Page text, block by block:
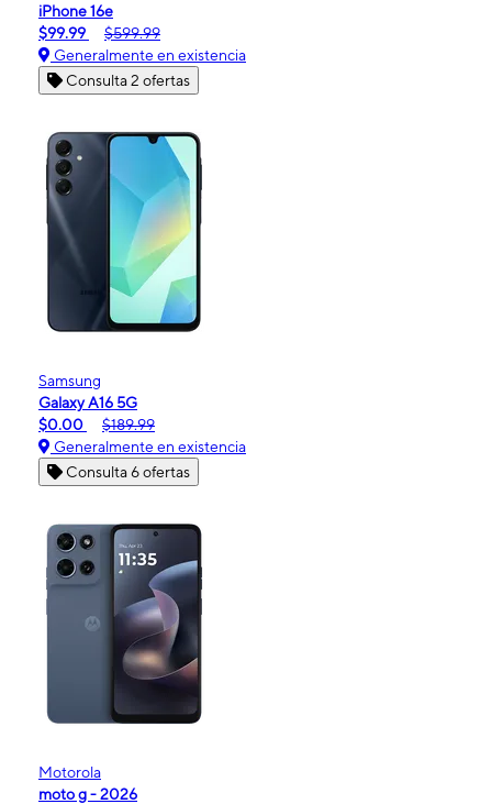
iPhone 16e
$99.99
$599.99
Generalmente en existencia
Consulta 2 ofertas
Samsung
Galaxy A16 5G
$0.00
$189.99
Generalmente en existencia
Consulta 6 ofertas
Motorola
moto g - 2026